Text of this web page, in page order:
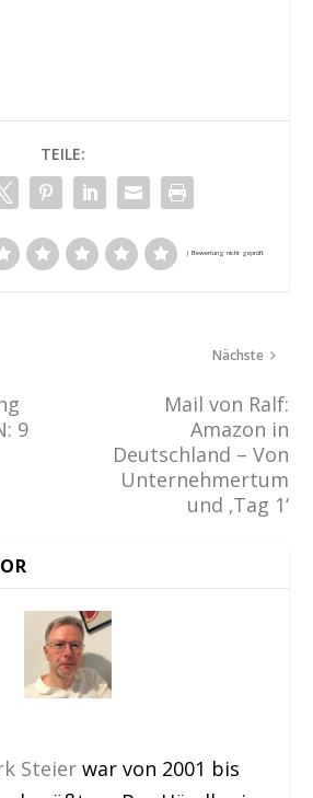
TEILE:
9
Nächste
Mail von Ralf:
Amazon in
Deutschland – Von
Unternehmertum
und ‚Tag 1‘
Steier war von 2001 bis